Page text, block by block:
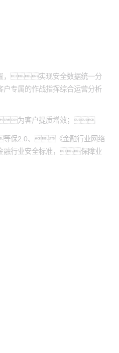
，实现安全数据统一分
属的作战指挥综合运营分析
为客户提质增效；
等保2.0、《金融行业网络
融行业安全标准，保障业